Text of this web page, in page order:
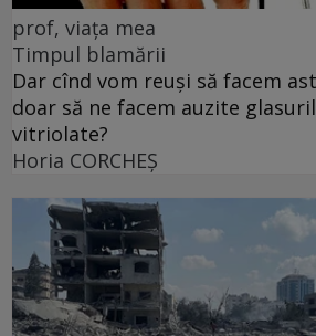
prof, viața mea
Timpul blamării
Dar cînd vom reuși să facem
doar să ne facem auzite
vitriolate?
Horia CORCHEŞ